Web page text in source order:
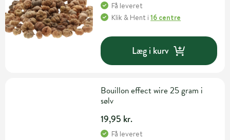
Få leveret
Klik & Hent i16 centre
Læg i kurv
Bouillon effect wire 25 gram i
sølv
19,95 kr.
Få leveret